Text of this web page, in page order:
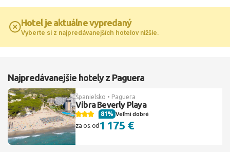
Hotel je aktuálne vypredaný
Vyberte si z najpredávanejších hotelov nižšie.
Najpredávanejšie hotely z Paguera
Španielsko • Paguera
Vibra Beverly Playa
Veľmi dobré
81%
za os. od 1 175 €